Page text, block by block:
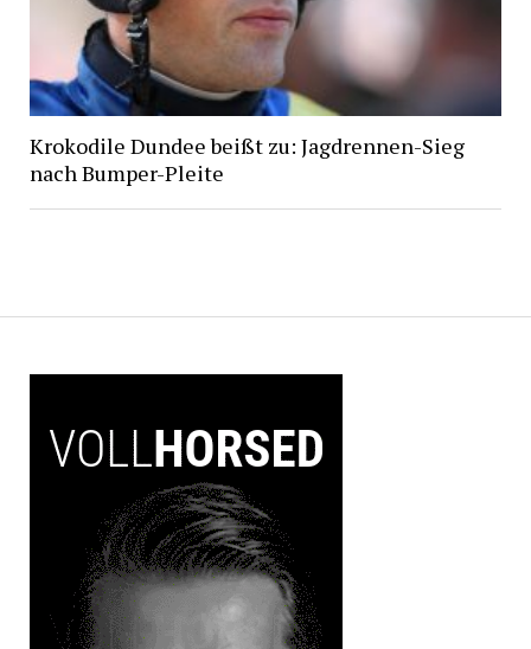
Krokodile Dundee beißt zu: Jagdrennen-Sieg
nach Bumper-Pleite